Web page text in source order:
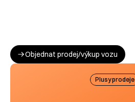
Objednat prodej/výkup vozu
Plusy prodeje